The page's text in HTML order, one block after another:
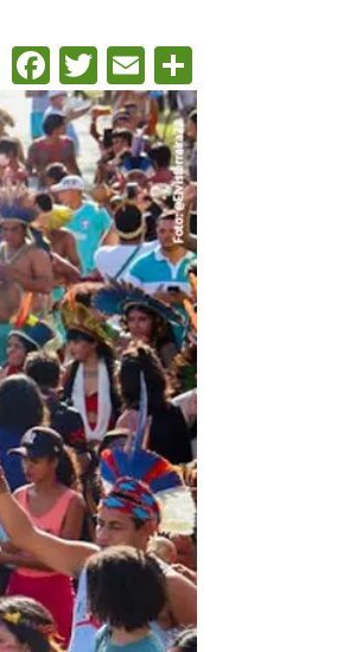
Facebook
Twitter
EmailShare